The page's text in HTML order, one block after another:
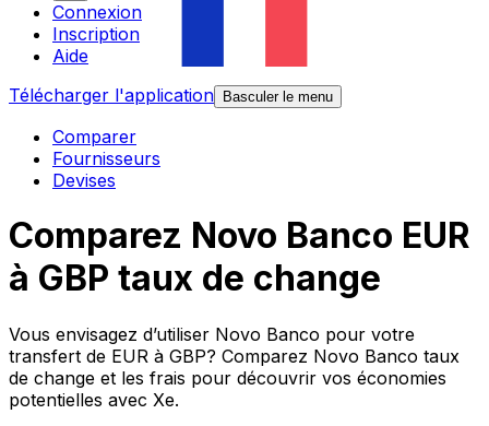
Connexion
Inscription
Aide
Télécharger l'application
Basculer le menu
Comparer
Fournisseurs
Devises
Comparez Novo Banco EUR
à GBP taux de change
Vous envisagez d’utiliser Novo Banco pour votre
transfert de EUR à GBP? Comparez Novo Banco taux
de change et les frais pour découvrir vos économies
potentielles avec Xe.